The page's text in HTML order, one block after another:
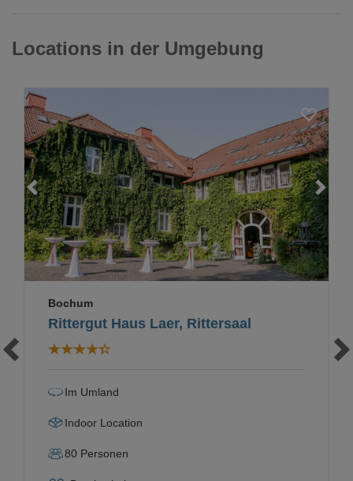
Locations in der Umgebung
Loading...
Rittergut Haus Laer, Rittersaal
Bochum
Im Umland
Indoor Location
80 Personen